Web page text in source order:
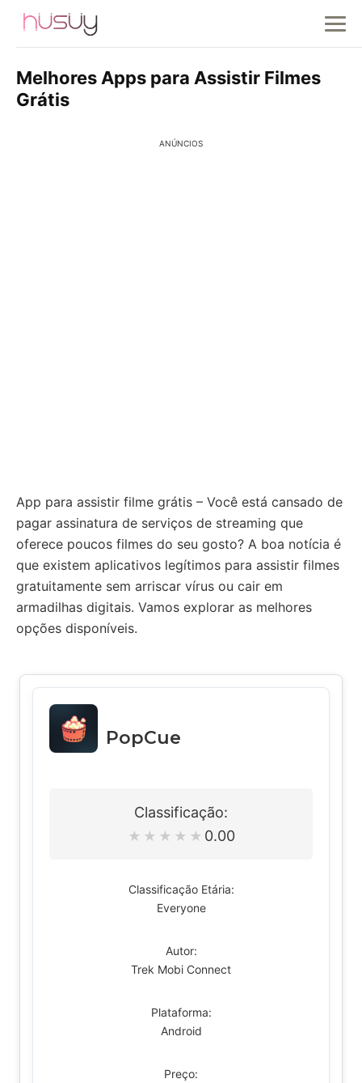
Melhores Apps para Assistir Filmes
Grátis
ANÚNCIOS
App para assistir filme grátis – Você está cansado de
pagar assinatura de serviços de streaming que
oferece poucos filmes do seu gosto? A boa notícia é
que existem aplicativos legítimos para assistir filmes
gratuitamente sem arriscar vírus ou cair em
armadilhas digitais. Vamos explorar as melhores
opções disponíveis.
PopCue
Classificação:
★ ★ ★ ★ ★ 0.00
Classificação Etária:
Everyone
Autor:
Trek Mobi Connect
Plataforma:
Android
Preço: